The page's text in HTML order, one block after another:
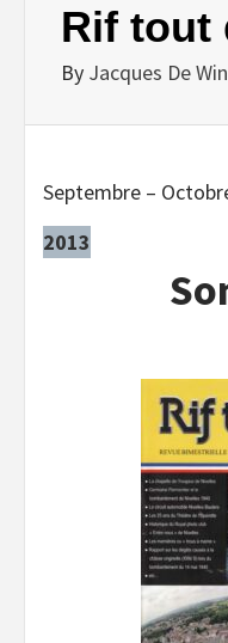
Rif tout
By Jacques De
Septembre –
2013